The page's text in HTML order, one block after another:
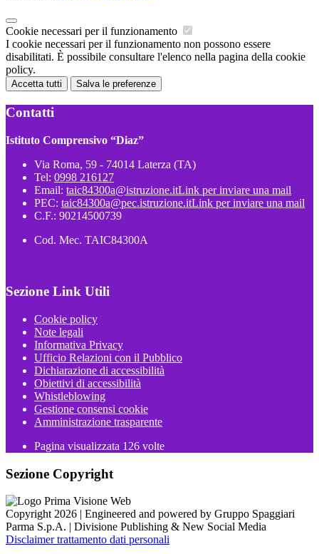
Cookie necessari per il funzionamento
I cookie necessari per il funzionamento non possono essere
disabilitati. È possibile consultare l'elenco nella pagina della cookie
policy.
Accetta tutti Salva le preferenze
Contatti
Istituto Comprensivo “Diaz”
Via Roma, 59 - 74014 Laterza (TA)
Tel: 0998 216127
Email: taic84300a@istruzione.itLink per inviare una mail
PEC: taic84300a@pec.istruzione.itLink per inviare una mail
C.F.: 90214500739
Cod. Mec. TAIC84300A
Sezione Link Utili
Cookie policy
Note legali
Informativa Privacy
Ufficio Relazioni con il Pubblico
Dichiarazione di accessibilità
Obiettivi di accessibilità
Whistleblowing
Gestione consensi cookie
Amministrazione trasparente
Pagina visualizzata 126 volte
Sezione Copyright
Copyright 2026 | Engineered and powered by Gruppo Spaggiari
Parma S.p.A. | Divisione Publishing & New Social Media
Disclaimer trattamento dati personali